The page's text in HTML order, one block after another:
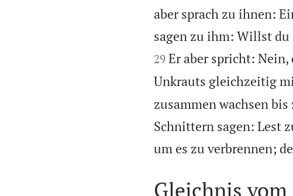
aber sprach zu ihnen:
sagen zu ihm: Willst du
29 Er aber spricht:
Unkrauts gleichzeitig
zusammen wachsen
Schnittern sagen: Lest
um es zu verbrennen;
Gleichnis